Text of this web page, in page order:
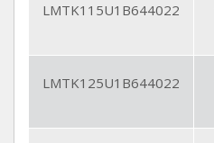
LMTK115U1B644022
LMTK125U1B644022